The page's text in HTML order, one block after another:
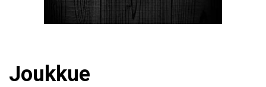
Joukkue